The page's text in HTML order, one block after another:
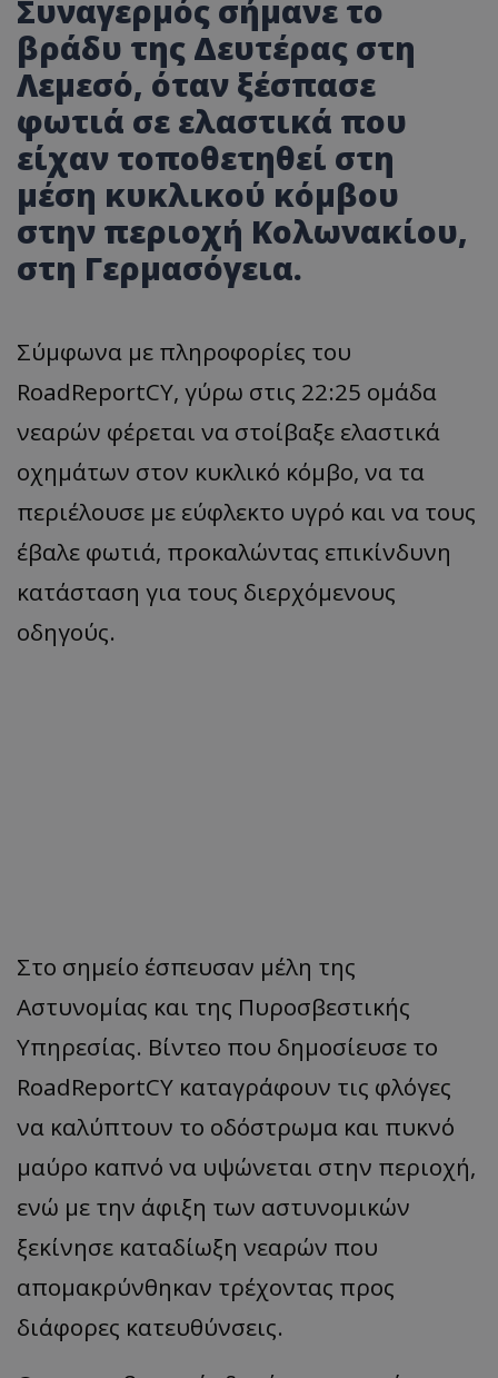
Συναγερμός σήμανε το
βράδυ της Δευτέρας στη
Λεμεσό, όταν ξέσπασε
φωτιά σε ελαστικά που
είχαν τοποθετηθεί στη
μέση κυκλικού κόμβου
στην περιοχή Κολωνακίου,
στη Γερμασόγεια.
Σύμφωνα με πληροφορίες του
RoadReportCY, γύρω στις 22:25 ομάδα
νεαρών φέρεται να στοίβαξε ελαστικά
οχημάτων στον κυκλικό κόμβο, να τα
περιέλουσε με εύφλεκτο υγρό και να τους
έβαλε φωτιά, προκαλώντας επικίνδυνη
κατάσταση για τους διερχόμενους
οδηγούς.
Στο σημείο έσπευσαν μέλη της
Αστυνομίας και της Πυροσβεστικής
Υπηρεσίας. Βίντεο που δημοσίευσε το
RoadReportCY καταγράφουν τις φλόγες
να καλύπτουν το οδόστρωμα και πυκνό
μαύρο καπνό να υψώνεται στην περιοχή,
ενώ με την άφιξη των αστυνομικών
ξεκίνησε καταδίωξη νεαρών που
απομακρύνθηκαν τρέχοντας προς
διάφορες κατευθύνσεις.